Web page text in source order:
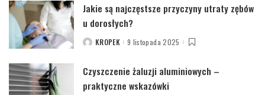
Jakie są najczęstsze przyczyny utraty zębów
u dorosłych?
POSTEDKROPEK 9 listopada 2025
Czyszczenie żaluzji aluminiowych –
praktyczne wskazówki